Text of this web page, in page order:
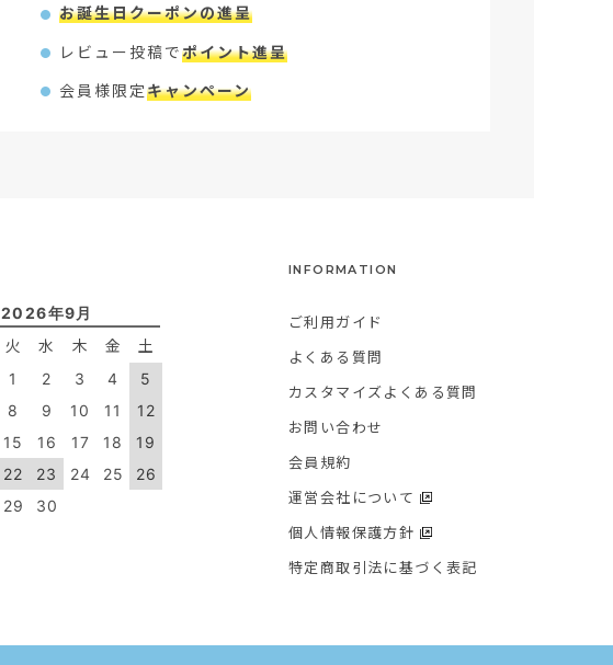
お誕生日クーポンの進呈
レビュー投稿でポイント進呈
会員様限定キャンペーン
2026年9月
火 水 木 金 土
1 2 3 4
5
8 9 10 11
12
15 16 17 18
19
22 23 24 25
26
29 30
INFORMATION
ご利用ガイド
よくある質問
カスタマイズよくある質問
お問い合わせ
会員規約
運営会社について
個人情報保護方針
特定商取引法に基づく表記